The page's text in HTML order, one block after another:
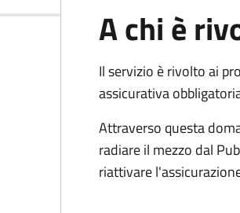
A chi è
Il servizio è rivolto ai
assicurativa
Attraverso questa
radiare il mezzo dal
riattivare